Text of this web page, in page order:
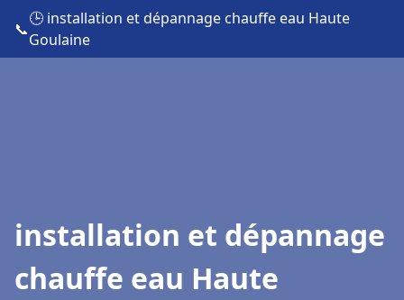
📞
🕒 installation et dépannage chauffe eau Haute
Goulaine
installation et dépannage
chauffe eau Haute